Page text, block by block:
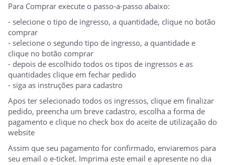
Para Comprar execute o passo-a-passo abaixo:
- selecione o tipo de ingresso, a quantidade, clique no botão
comprar
- selecione o segundo tipo de ingresso, a quantidade e
clique no botão comprar
- depois de escolhido todos os tipos de ingressos e as
quantidades clique em fechar pedido
- siga as instruções para cadastro
Apos ter selecionado todos os ingressos, clique em finalizar
pedido, preencha um breve cadastro, escolha a forma de
pagamento e clique no check box do aceite de utilizaçaão do
website
Assim que seu pagamento for confirmado, enviaremos para
seu email o e-ticket. Imprima este email e apresente no dia